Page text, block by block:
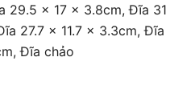
29.5 x 17 x 3.8cm, Đĩa 31
27.7 x 11.7 x 3.3cm, Đĩa
Đĩa chảo